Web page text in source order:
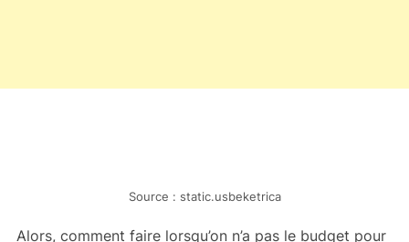
Source : static.usbeketrica
Alors, comment faire lorsqu’on n’a pas le budget pour